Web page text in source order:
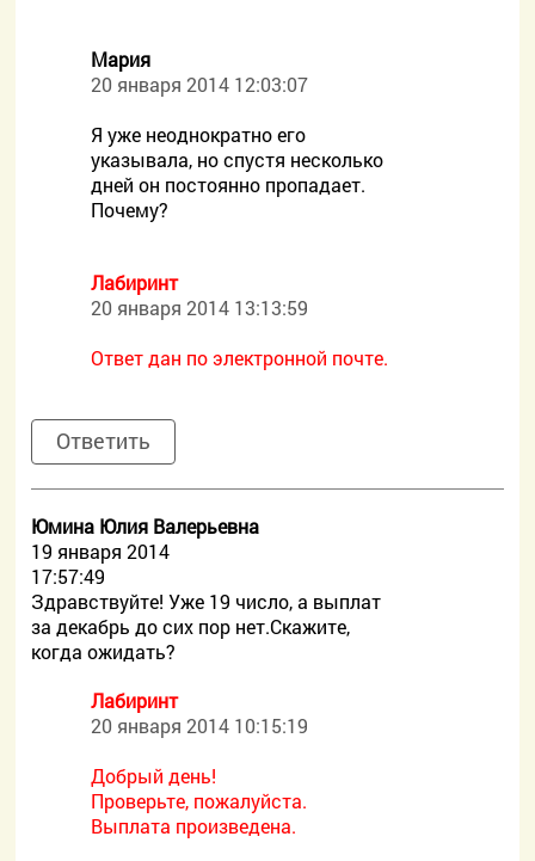
Мария
20 января 2014 12:03:07
Я уже неоднократно его
указывала, но спустя несколько
дней он постоянно пропадает.
Почему?
Лабиринт
20 января 2014 13:13:59
Ответ дан по электронной почте.
Ответить
Юмина Юлия Валерьевна
19 января 2014
17:57:49
Здравствуйте! Уже 19 число, а выплат
за декабрь до сих пор нет.Скажите,
когда ожидать?
Лабиринт
20 января 2014 10:15:19
Добрый день!
Проверьте, пожалуйста.
Выплата произведена.